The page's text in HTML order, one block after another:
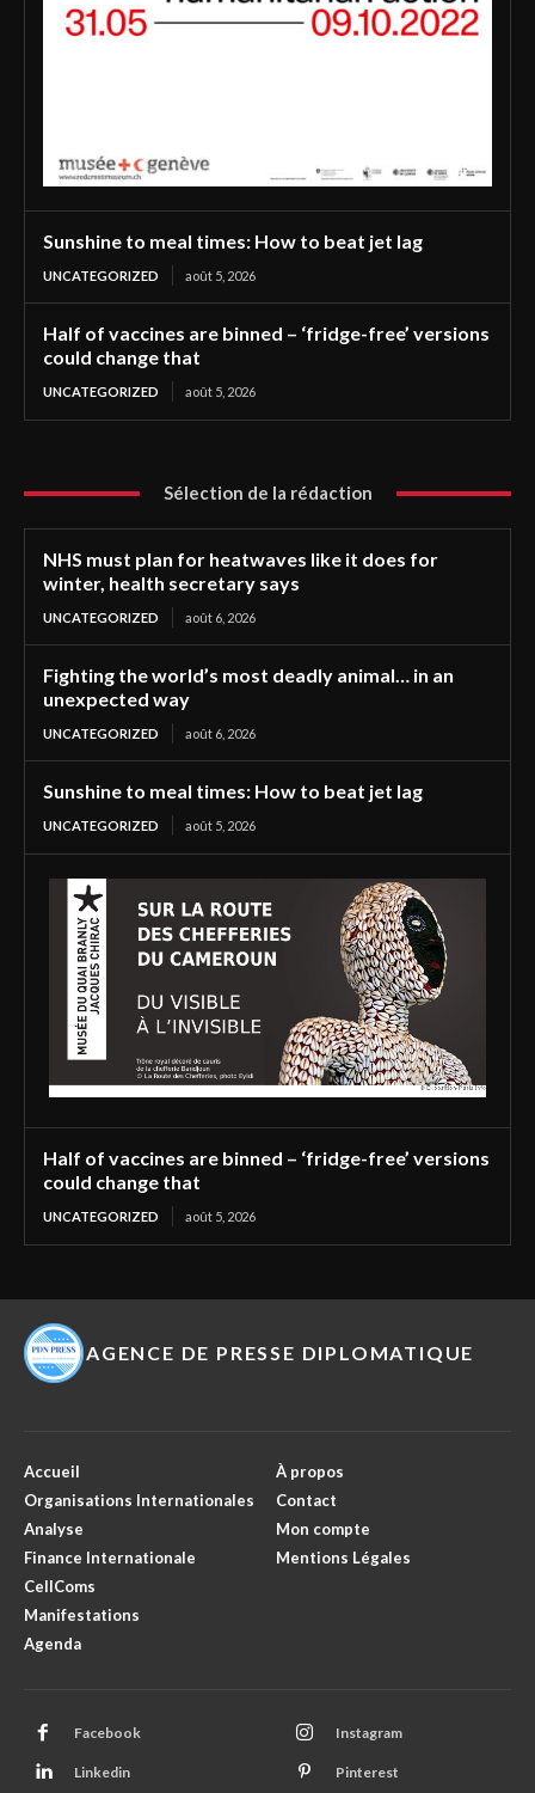
Sunshine to meal times: How to beat jet lag
UNCATEGORIZED août 5, 2026
Half of vaccines are binned – ‘fridge-free’ versions
could change that
UNCATEGORIZED août 5, 2026
Sélection de la rédaction
NHS must plan for heatwaves like it does for
winter, health secretary says
UNCATEGORIZED août 6, 2026
Fighting the world’s most deadly animal… in an
unexpected way
UNCATEGORIZED août 6, 2026
Sunshine to meal times: How to beat jet lag
UNCATEGORIZED août 5, 2026
Half of vaccines are binned – ‘fridge-free’ versions
could change that
UNCATEGORIZED août 5, 2026
AGENCE DE PRESSE DIPLOMATIQUE
Accueil
Organisations Internationales
Analyse
Finance Internationale
CellComs
Manifestations
Agenda
À propos
Contact
Mon compte
Mentions Légales
Facebook Instagram
Linkedin Pinterest